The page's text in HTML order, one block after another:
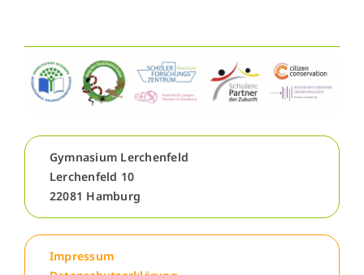
Gymnasium Lerchenfeld
Lerchenfeld 10
22081 Hamburg
Impressum